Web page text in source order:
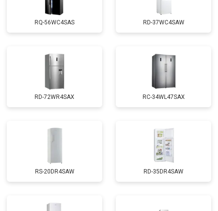
RQ-56WC4SAS RD-37WC4SAW
RD-72WR4SAX RС-34WL47SAX
RS-20DR4SAW RD-35DR4SAW